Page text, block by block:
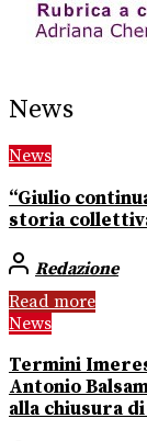
News
News
“Giulio
storia
Redazione
Read more
News
Termini
Antonio
alla chiusura